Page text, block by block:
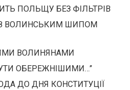
ПОЛЬЩУ БЕЗ ФІЛЬТРІВ
ВОЛИНСЬКИМ ШИПОМ
ВОЛИНЯНАМИ
ОБЕРЕЖНІШИМИ…”
ДО ДНЯ КОНСТИТУЦІЇ